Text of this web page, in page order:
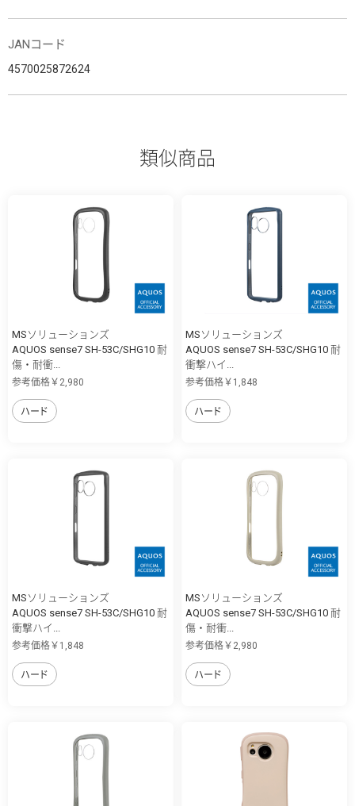
JANコード
4570025872624
類似商品
MSソリューションズ
AQUOS sense7 SH-53C/SHG10 耐
傷・耐衝...
参考価格￥2,980
ハード
MSソリューションズ
AQUOS sense7 SH-53C/SHG10 耐
衝撃ハイ...
参考価格￥1,848
ハード
MSソリューションズ
AQUOS sense7 SH-53C/SHG10 耐
衝撃ハイ...
参考価格￥1,848
ハード
MSソリューションズ
AQUOS sense7 SH-53C/SHG10 耐
傷・耐衝...
参考価格￥2,980
ハード